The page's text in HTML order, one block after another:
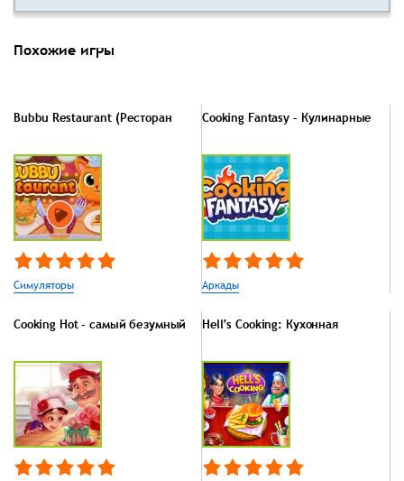
Похожие игры
Bubbu Restaurant (Ресторан
Симуляторы
Cooking Fantasy – Кулинарные
Аркады
Cooking Hot - самый безумный Hell’s Cooking: Кухонная